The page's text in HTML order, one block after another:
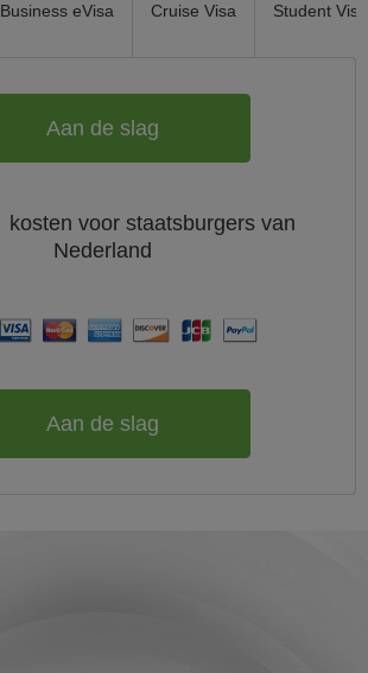
Business eVisa Cruise Visa Student Visa
Aan de slag
kosten voor staatsburgers van
Nederland
Aan de slag